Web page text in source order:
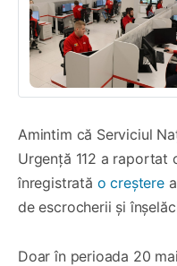
Amintim că Serviciul
Urgență 112 a raportat
înregistrată o creșterea
de escrocherii și
Doar în perioada 20